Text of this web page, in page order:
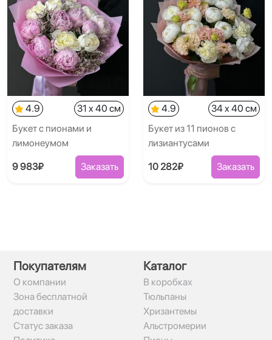
4.9
31 x 40 см
Букет с пионами и
лимонеумом
9 983₽ Заказать
4.9
34 x 40 см
Букет из 11 пионов с
лизиантусами
10 282₽ Заказать
Покупателям
О компании
Зона бесплатной
доставки
Статус заказа
Каталог
В коробках
Тюльпаны
Хризантемы
Альстромерии